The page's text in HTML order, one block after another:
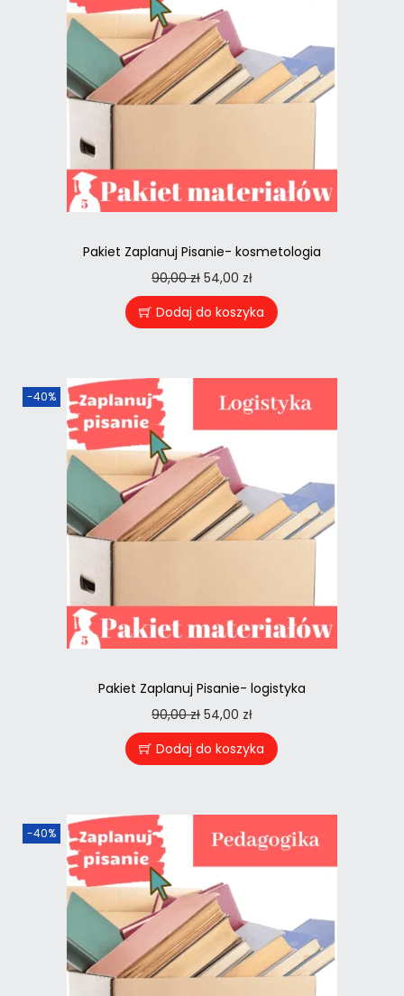
Pakiet Zaplanuj Pisanie- kosmetologia
90,00zł 54,00 zł
Dodaj do koszyka
-40%
Pakiet Zaplanuj Pisanie- logistyka
90,00zł 54,00 zł
Dodaj do koszyka
-40%